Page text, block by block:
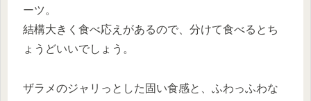
ーツ。
結構大きく食べ応えがあるので、分けて食べるとち
ょうどいいでしょう。
ザラメのジャリっとした固い食感と、ふわっふわな